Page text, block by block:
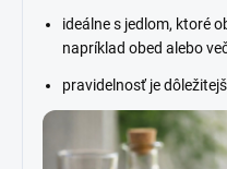
ideálne s jedlom, ktoré
napríklad obed alebo
pravidelnosť je